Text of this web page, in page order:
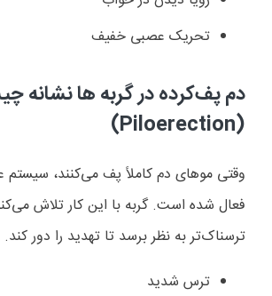
تحریک عصبی خفیف
دم پف‌کرده در گربه ها نشانه
(
Piloerection
)
وقتی موهای دم کاملاً پف می‌کنند، سیستم
فعال شده است. گربه با این کار تلاش
ترسناک‌تر به نظر برسد تا تهدید را دور کند.
ترس شدید